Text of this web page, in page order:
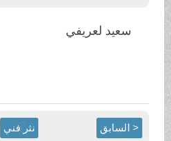
سعيد لعريفي
< السابق نثر فني